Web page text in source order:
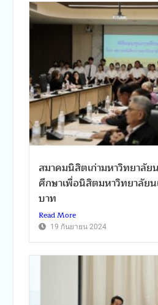
สมาคมนิสิตเก่ามหาวิทยาลัย
ศึกษาเพื่อนิสิตมหาวิทยาลัย
บาท
Read More
19 กันยายน 2024